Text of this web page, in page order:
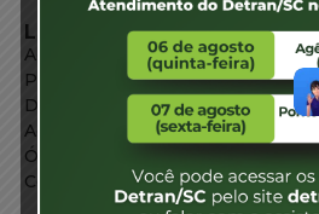
LINKS EXTERNOS
Agência de Notícias
Portal de Serviços
Diário Oficial
Acesso à Informação
Órgãos do Governo
Conheça SC